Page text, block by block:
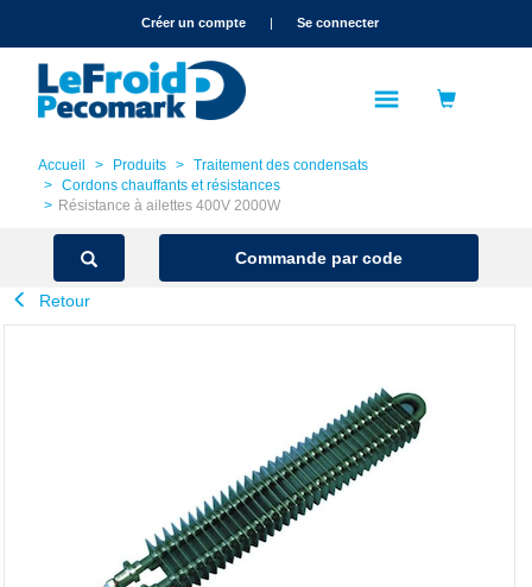
text.skipToNavigationCréer un compte | Se connecter
Accueil Produits
Traitement des condensats
Cordons chauffants et résistances
Résistance à ailettes 400V 2000W
Commande par code
Retour